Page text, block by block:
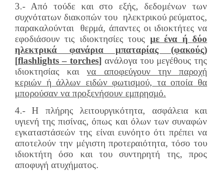
3.- Από τούδε και στο εξής, δεδομένων των
συχνότατων διακοπών του ηλεκτρικού ρεύματος,
παρακαλούνται θερμά, άπαντες οι ιδιοκτήτες να
εφοδιάσουν τις ιδιοκτησίες τους με ένα ή δύο
ηλεκτρικά φανάρια μπαταρίας (φακούς)
[flashlights – torches] ανάλογα του μεγέθους της
ιδιοκτησίας καινα αποφεύγουν την παροχή
κεριών ή άλλων ειδών φωτισμού, τα οποία θα
μπορούσαν να προξενήσουν εμπρησμό.
4.- Η πλήρης λειτουργικότητα, ασφάλεια και
υγιενή της πισίνας, όπως και όλων των συναφών
εγκαταστάσεών της είναι ευνόητο ότι πρέπει να
αποτελούν την μέγιστη προτεραιότητα, τόσο του
ιδιοκτήτη όσο και του συντηρητή της, προς
αποφυγή ατυχήματος.